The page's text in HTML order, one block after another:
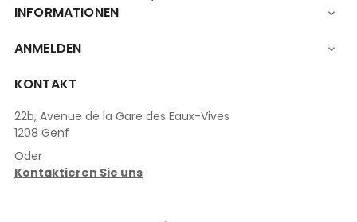
INFORMATIONEN 
ANMELDEN 
KONTAKT
22b, Avenue de la Gare des Eaux-Vives
1208 Genf
Oder
Kontaktieren Sie uns